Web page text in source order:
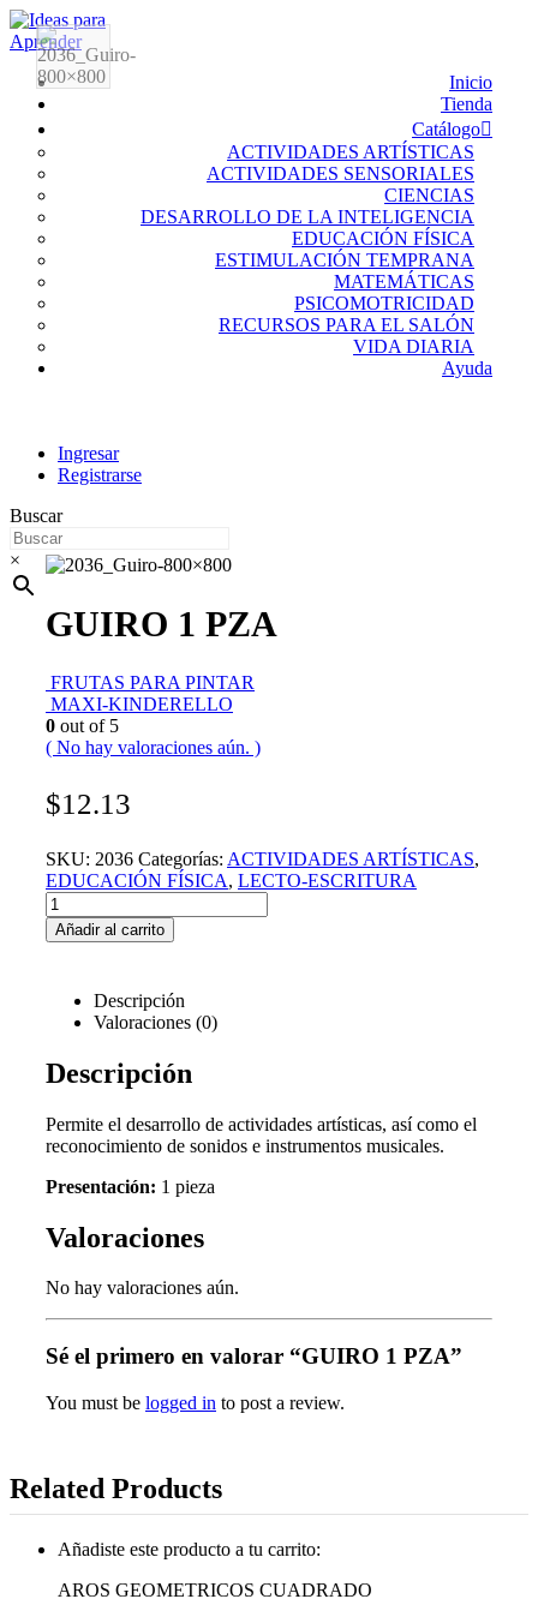
Inicio
Tienda
Catálogo
ACTIVIDADES ARTÍSTICAS
ACTIVIDADES SENSORIALES
CIENCIAS
DESARROLLO DE LA INTELIGENCIA
EDUCACIÓN FÍSICA
ESTIMULACIÓN TEMPRANA
MATEMÁTICAS
PSICOMOTRICIDAD
RECURSOS PARA EL SALÓN
VIDA DIARIA
Ayuda
Ingresar
Registrarse
Buscar
×
GUIRO 1 PZA
FRUTAS PARA PINTAR
MAXI-KINDERELLO
0 out of 5
( No hay valoraciones aún. )
$12.13
SKU: 2036 Categorías: ACTIVIDADES ARTÍSTICAS,
EDUCACIÓN FÍSICA, LECTO-ESCRITURA
Añadir al carrito
Descripción
Valoraciones (0)
Descripción
Permite el desarrollo de actividades artísticas, así como el
reconocimiento de sonidos e instrumentos musicales.
Presentación: 1 pieza
Valoraciones
No hay valoraciones aún.
Sé el primero en valorar “GUIRO 1 PZA”
You must be logged in to post a review.
Related Products
Añadiste este producto a tu carrito:
AROS GEOMETRICOS CUADRADO